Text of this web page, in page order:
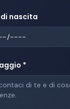
nascita
*